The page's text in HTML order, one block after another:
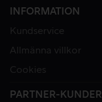
INFORMATION
Kundservice
Allmänna villkor
Cookies
PARTNER-KUNDER